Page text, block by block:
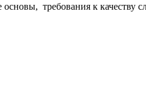
основы, требования к качеству